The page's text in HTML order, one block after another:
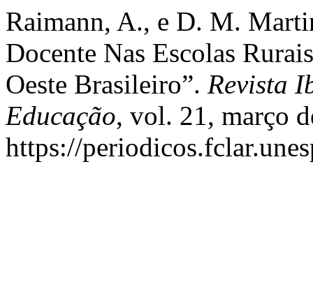
Raimann, A., e D. M.
Docente Nas Escolas
Oeste Brasileiro”. Revista
Educação, vol. 21, março
https://